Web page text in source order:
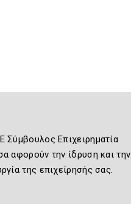
Σύμβουλος Επιχειρηματία
αφορούν την ίδρυση και την
της επιχείρησής σας.